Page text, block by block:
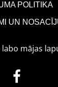
POLITIKA
UN
labo mājas